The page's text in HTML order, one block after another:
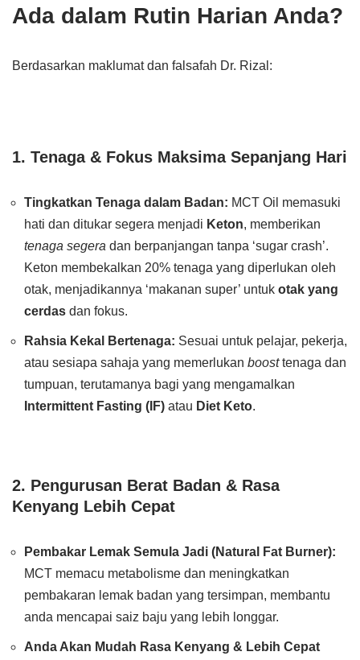
Ada dalam Rutin Harian Anda?
Berdasarkan maklumat dan falsafah Dr. Rizal:
1. Tenaga & Fokus Maksima Sepanjang Hari
Tingkatkan Tenaga dalam Badan: MCT Oil memasuki
hati dan ditukar segera menjadi Keton, memberikan
tenaga segera dan berpanjangan tanpa ‘sugar crash’.
Keton membekalkan 20% tenaga yang diperlukan oleh
otak, menjadikannya ‘makanan super’ untuk otak yang
cerdas dan fokus.
Rahsia Kekal Bertenaga: Sesuai untuk pelajar, pekerja,
atau sesiapa sahaja yang memerlukan boosttenaga dan
tumpuan, terutamanya bagi yang mengamalkan
Intermittent Fasting (IF) atau Diet Keto.
2. Pengurusan Berat Badan & Rasa
Kenyang Lebih Cepat
Pembakar Lemak Semula Jadi (Natural Fat Burner):
MCT memacu metabolisme dan meningkatkan
pembakaran lemak badan yang tersimpan, membantu
anda mencapai saiz baju yang lebih longgar.
Anda Akan Mudah Rasa Kenyang & Lebih Cepat